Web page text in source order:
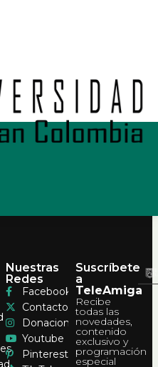
Nuestras
Redes
Facebook
Contacto
Donaciones
Youtube
Pinterest
Suscríbete
a
TeleAmiga
Recibe
todas las
novedades,
contenido
exclusivo y
programación
especial